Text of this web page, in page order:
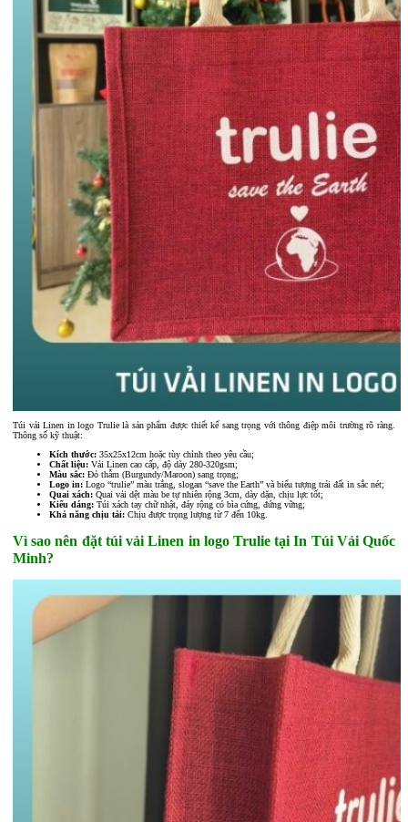
Túi vải Linen in logo Trulie là sản phẩm được thiết kế sang trọng với thông điệp môi trường rõ ràng.
Thông số kỹ thuật:
Kích thước: 35x25x12cm hoặc tùy chỉnh theo yêu cầu;
Chất liệu: Vải Linen cao cấp, độ dày 280-320gsm;
Màu sắc: Đỏ thẫm (Burgundy/Maroon) sang trọng;
Logo in: Logo “trulie” màu trắng, slogan “save the Earth” và biểu tượng trái đất in sắc nét;
Quai xách: Quai vải dệt màu be tự nhiên rộng 3cm, dày dặn, chịu lực tốt;
Kiểu dáng: Túi xách tay chữ nhật, đáy rộng có bìa cứng, đứng vững;
Khả năng chịu tải: Chịu được trọng lượng từ 7 đến 10kg.
Vì sao nên đặt túi vải Linen in logo Trulie tại In Túi Vải Quốc
Minh?